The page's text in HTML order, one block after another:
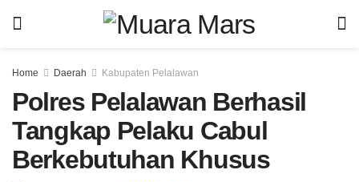
Home Daerah Kabupaten Pelalawan
Polres Pelalawan Berhasil
Tangkap Pelaku Cabul
Berkebutuhan Khusus